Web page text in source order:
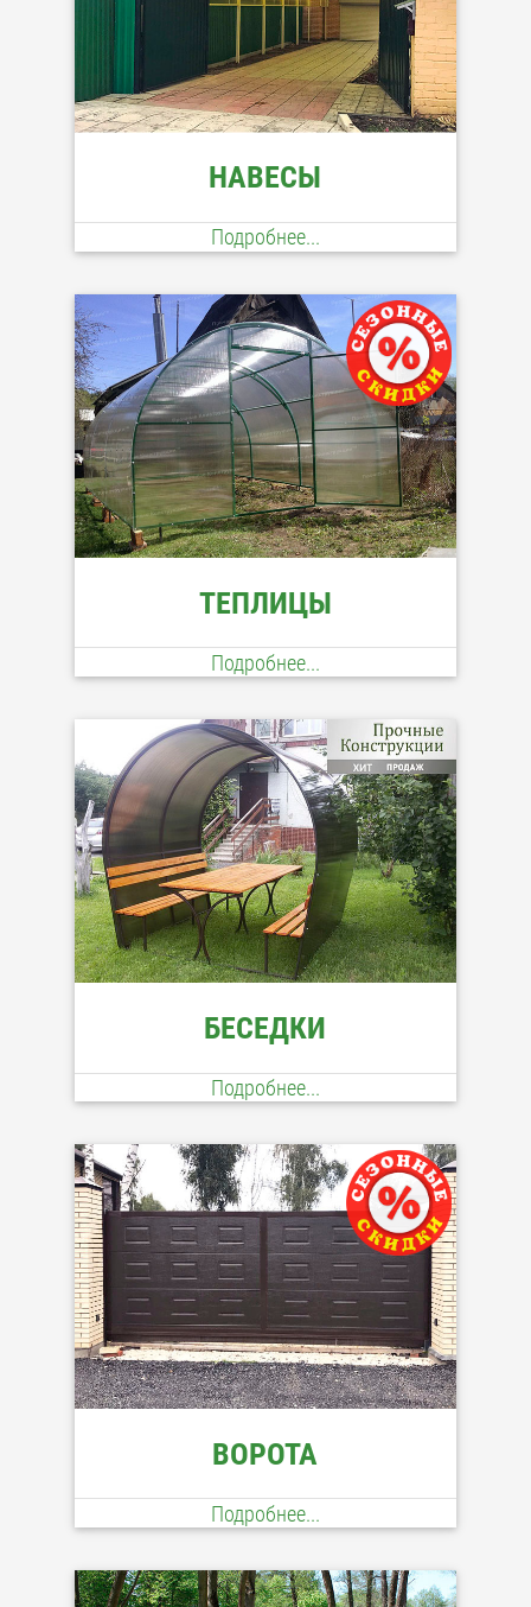
НАВЕСЫ
Подробнее...
ТЕПЛИЦЫ
Подробнее...
БЕСЕДКИ
Подробнее...
ВОРОТА
Подробнее...